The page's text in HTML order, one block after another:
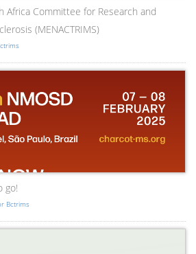
Africa Committee for Research and
(MENACTRIMS)
go!
Bctrims